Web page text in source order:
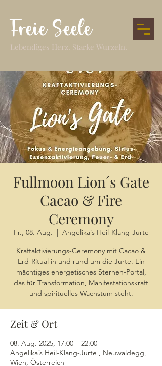
Freie Seele
Lebendiges Herz. Starke Wurzeln.
Fullmoon Lion´s Gate
Cacao & Fire
Ceremony
Fr., 08. Aug.
  |
Angelika´s Heil-Klang-Jurte
Kraftaktivierungs-Ceremony mit Cacao &
Erd-Ritual in und rund um die Jurte. Ein
mächtiges energetisches Sternen-Portal,
das für Transformation, Manifestationskraft
und spirituelles Wachstum steht.
Zeit & Ort
08. Aug. 2025, 17:00 – 22:00
Angelika´s Heil-Klang-Jurte , Neuwaldegg,
Wien, Österreich